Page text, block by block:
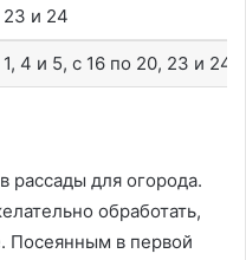
23 и 24
1, 4 и 5, с 16 по 20, 23 и 24
рассады для огорода.
обработать,
Посеянным в первой